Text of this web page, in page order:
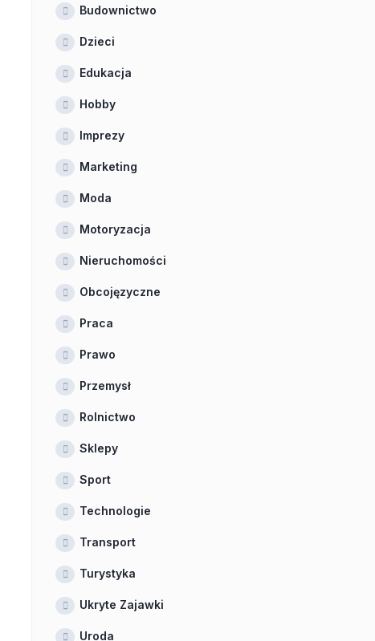
Budownictwo
Dzieci
Edukacja
Hobby
Imprezy
Marketing
Moda
Motoryzacja
Nieruchomości
Obcojęzyczne
Praca
Prawo
Przemysł
Rolnictwo
Sklepy
Sport
Technologie
Transport
Turystyka
Ukryte Zajawki
Uroda